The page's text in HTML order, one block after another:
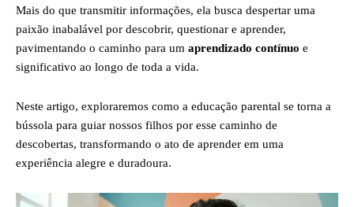
Mais do que transmitir informações, ela busca despertar uma
paixão inabalável por descobrir, questionar e aprender,
pavimentando o caminho para um aprendizado contínuo e
significativo ao longo de toda a vida.
Neste artigo, exploraremos como a educação parental se torna a
bússola para guiar nossos filhos por esse caminho de
descobertas, transformando o ato de aprender em uma
experiência alegre e duradoura.